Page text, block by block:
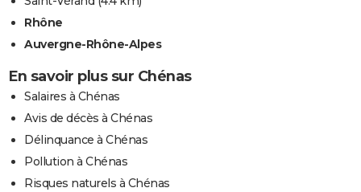
Rhône
Auvergne-Rhône-Alpes
En savoir plus sur Chénas
Salaires à Chénas
Avis de décès à Chénas
Délinquance à Chénas
Pollution à Chénas
Risques naturels à Chénas